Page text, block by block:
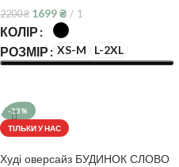
2200₴ 1699₴ 1
КОЛІР
РОЗМІР
XS-M L-2XL
-23%
ТІЛЬКИ У НАС
Худі оверсайз БУДИНОК СЛОВО